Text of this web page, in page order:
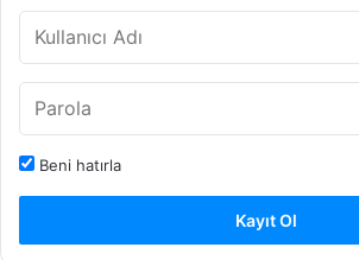
Beni hatırla
Kayıt Ol